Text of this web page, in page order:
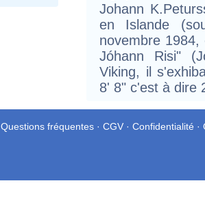
Johann
en Islande
novembre
Jóhann Risi"
Viking, il
8' 8" c'est à dire
Questions fréquentes · CGV · Confidentialité ·